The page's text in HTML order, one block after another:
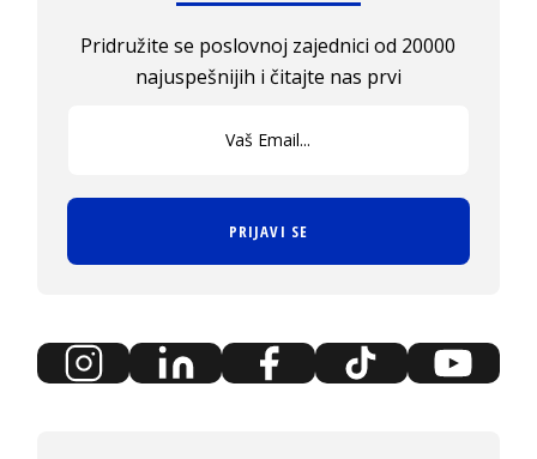
Pridružite se poslovnoj zajednici od 20000
najuspešnijih i čitajte nas prvi
PRIJAVI SE